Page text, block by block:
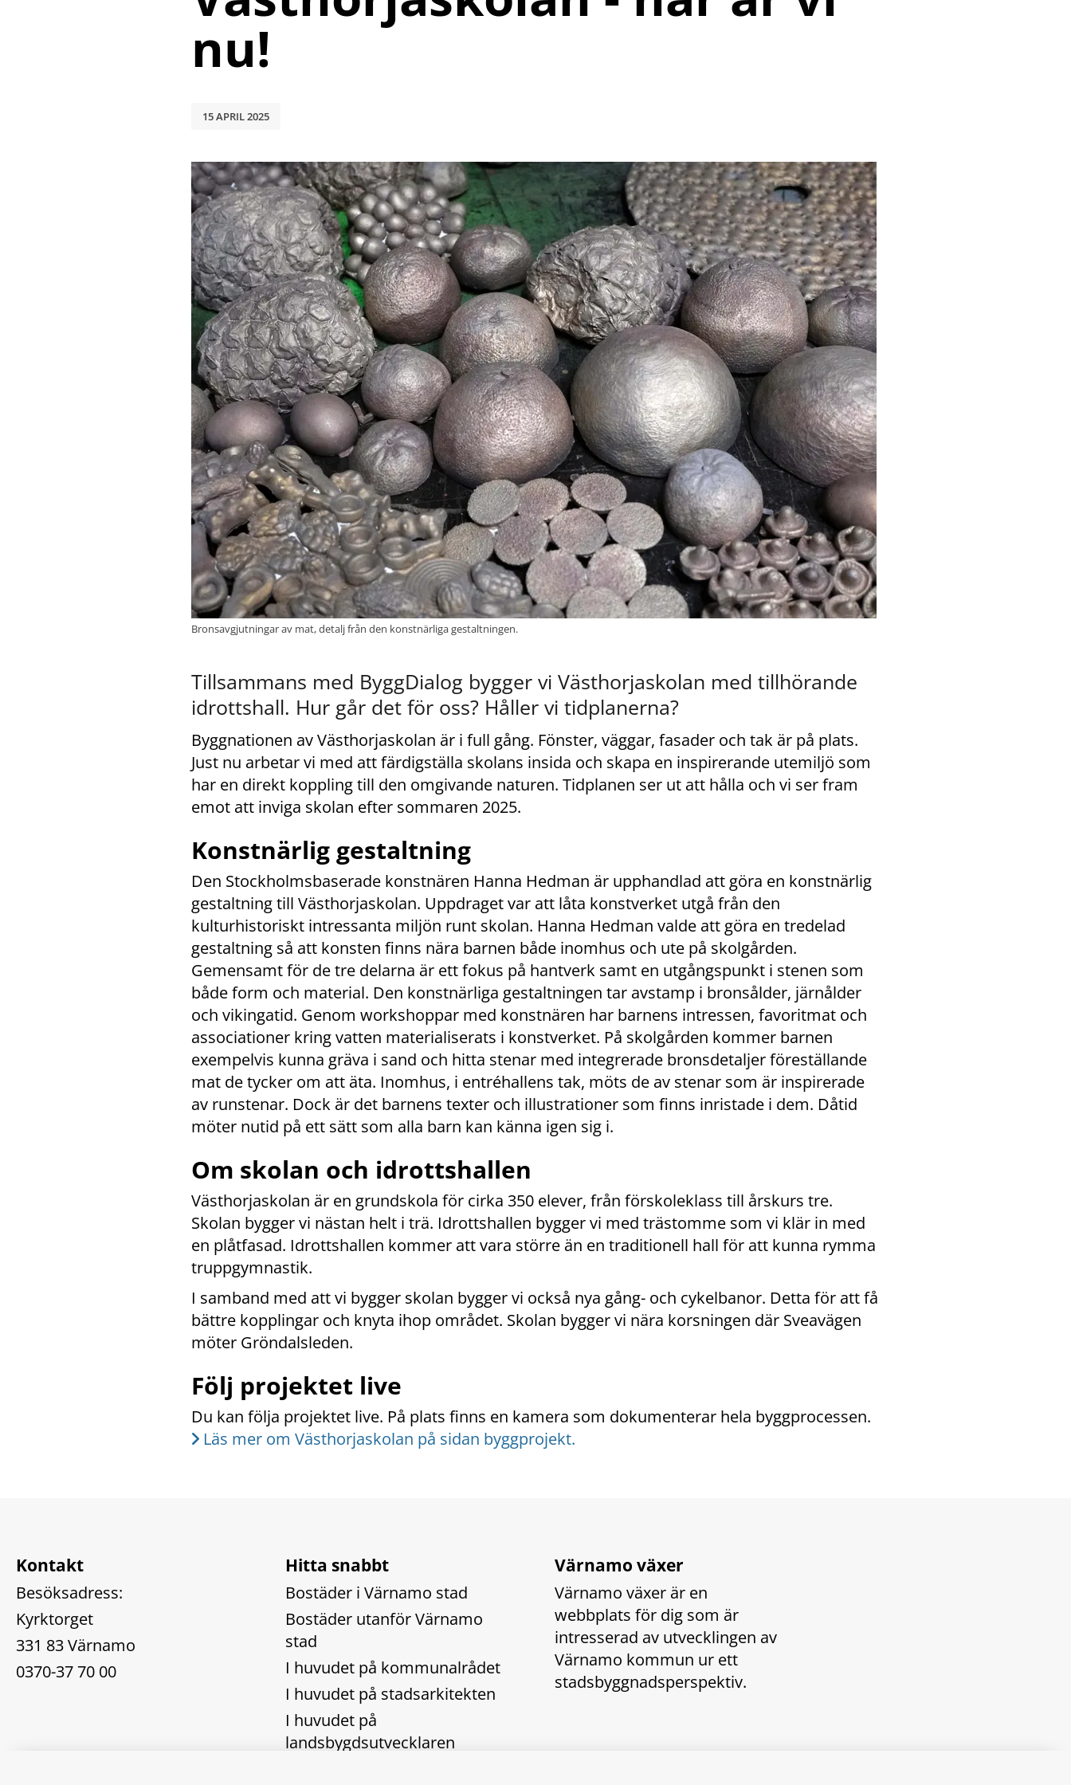
nu!
15 APRIL 2025
Bronsavgjutningar av mat, detalj från den konstnärliga gestaltningen.
Tillsammans med ByggDialog bygger vi Västhorjaskolan med tillhörande
idrottshall. Hur går det för oss? Håller vi tidplanerna?
Byggnationen av Västhorjaskolan är i full gång. Fönster, väggar, fasader och tak är på plats.
Just nu arbetar vi med att färdigställa skolans insida och skapa en inspirerande utemiljö som
har en direkt koppling till den omgivande naturen. Tidplanen ser ut att hålla och vi ser fram
emot att inviga skolan efter sommaren 2025.
Konstnärlig gestaltning
Den Stockholmsbaserade konstnären Hanna Hedman är upphandlad att göra en konstnärlig
gestaltning till Västhorjaskolan. Uppdraget var att låta konstverket utgå från den
kulturhistoriskt intressanta miljön runt skolan. Hanna Hedman valde att göra en tredelad
gestaltning så att konsten finns nära barnen både inomhus och ute på skolgården.
Gemensamt för de tre delarna är ett fokus på hantverk samt en utgångspunkt i stenen som
både form och material. Den konstnärliga gestaltningen tar avstamp i bronsålder, järnålder
och vikingatid. Genom workshoppar med konstnären har barnens intressen, favoritmat och
associationer kring vatten materialiserats i konstverket. På skolgården kommer barnen
exempelvis kunna gräva i sand och hitta stenar med integrerade bronsdetaljer föreställande
mat de tycker om att äta. Inomhus, i entréhallens tak, möts de av stenar som är inspirerade
av runstenar. Dock är det barnens texter och illustrationer som finns inristade i dem. Dåtid
möter nutid på ett sätt som alla barn kan känna igen sig i.
Om skolan och idrottshallen
Västhorjaskolan är en grundskola för cirka 350 elever, från förskoleklass till årskurs tre.
Skolan bygger vi nästan helt i trä. Idrottshallen bygger vi med trästomme som vi klär in med
en plåtfasad. Idrottshallen kommer att vara större än en traditionell hall för att kunna rymma
truppgymnastik.
I samband med att vi bygger skolan bygger vi också nya gång- och cykelbanor. Detta för att få
bättre kopplingar och knyta ihop området. Skolan bygger vi nära korsningen där Sveavägen
möter Gröndalsleden.
Följ projektet live
Du kan följa projektet live. På plats finns en kamera som dokumenterar hela byggprocessen.
Läs mer om Västhorjaskolan på sidan byggprojekt.
Kontakt
Besöksadress:
Kyrktorget
331 83 Värnamo
0370-37 70 00
Hitta snabbt
Bostäder i Värnamo stad
Bostäder utanför Värnamo
stad
I huvudet på kommunalrådet
I huvudet på stadsarkitekten
I huvudet på
landsbygdsutvecklaren
Värnamo växer
Värnamo växer är en
webbplats för dig som är
intresserad av utvecklingen av
Värnamo kommun ur ett
stadsbyggnadsperspektiv.